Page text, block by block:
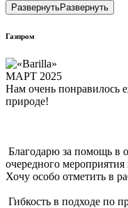
РазвернутьРазвернуть
Газпром
МАРТ 2025
Нам очень понравилось
природе!
очередного
Хочу особо отметить в
Гибкость в подходе по